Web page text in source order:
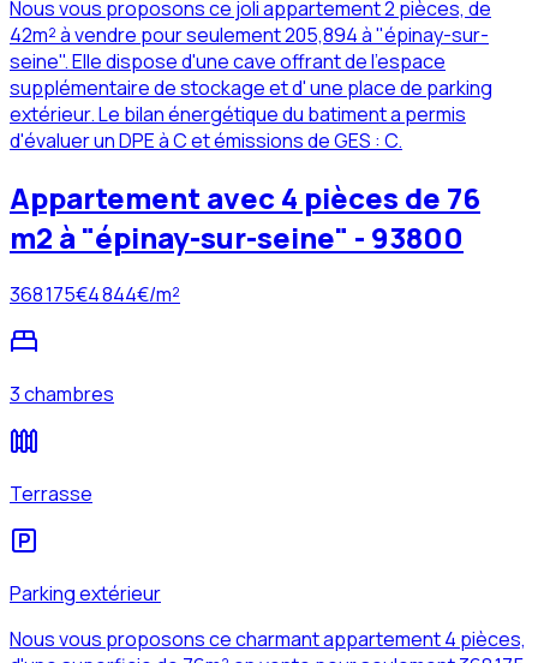
Nous vous proposons ce joli appartement 2 pièces, de
42m² à vendre pour seulement 205,894 à "épinay-sur-
seine". Elle dispose d'une cave offrant de l'espace
supplémentaire de stockage et d' une place de parking
extérieur. Le bilan énergétique du batiment a permis
d'évaluer un DPE à C et émissions de GES : C.
Appartement avec 4 pièces de 76
m2 à "épinay-sur-seine" - 93800
368 175€4 844€/m²
3 chambres
Terrasse
Parking extérieur
Nous vous proposons ce charmant appartement 4 pièces,